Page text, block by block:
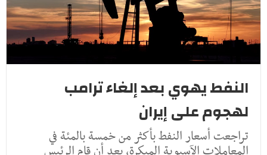
النفط يهوي بعد إلغاء ترامب
لهجوم على إيران
تراجعت أسعار النفط ​بأكثر من خمسة ‌بالمئة في